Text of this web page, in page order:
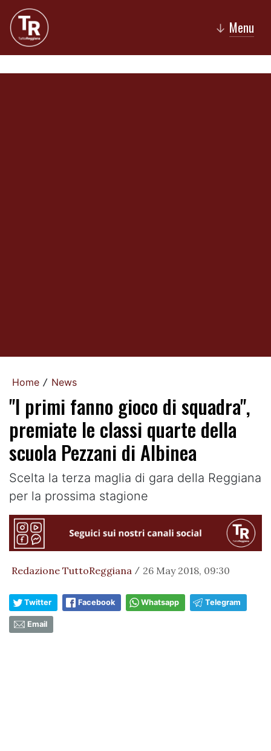
↓ Menu
Home / News
"I primi fanno gioco di squadra",
premiate le classi quarte della
scuola Pezzani di Albinea
Scelta la terza maglia di gara della Reggiana
per la prossima stagione
Redazione TuttoReggiana / 26 May 2018, 09:30
Twitter Facebook Whatsapp Telegram
Email